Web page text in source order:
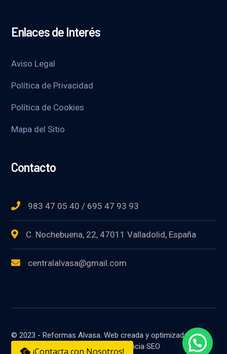
Enlaces de Interés
Aviso Legal
Política de Privacidad
Política de Cookies
Mapa del Sitio
Contacto
983 47 05 40 / 695 47 93 93
C. Nochebuena, 22, 47011 Valladolid, España
centralalvasa@gmail.com
© 2023 - Reformas Alvasa. Web creada y optimizada por
Posicionamiento Web Systems Agencia SEO
¡Contacta con Nosotros!